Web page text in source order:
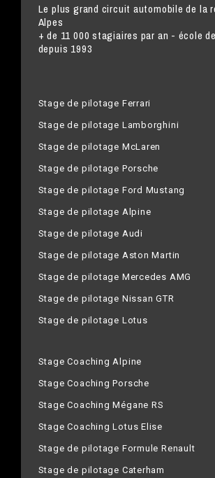
Le plus grand circuit automobile de la
Alpes
+ de 11 000 stagiaires par an - école
depuis 1993
Stage de pilotage Ferrari
Stage de pilotage Lamborghini
Stage de pilotage McLaren
Stage de pilotage Porsche
Stage de pilotage Ford Mustang
Stage de pilotage Alpine
Stage de pilotage Audi
Stage de pilotage Aston Martin
Stage de pilotage Mercedes AMG
Stage de pilotage Nissan GTR
Stage de pilotage Lotus
Stage Coaching Alpine
Stage Coaching Porsche
Stage Coaching Mégane RS
Stage Coaching Lotus Elise
Stage de pilotage Formule Renault
Stage de pilotage Caterham